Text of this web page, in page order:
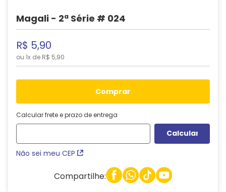
Magali - 2ª Série # 024
R$ 5,90
ou 1x de R$ 5,90
comprar
Calcular frete e prazo de entrega
Não sei meu CEP
Compartilhe: